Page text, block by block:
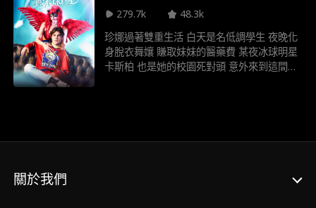
伙！」 於是聯手閨蜜Maria策劃「誘捕行動」
——讓他愛上自己，老爸就會親手踢他出
門！但當Chris英雄救美，Harper發現：糟
糕，我好像心動了？
279.7k
48.3k
珍娜過著雙重生活 白天是名低調學生 夜晚化
身脫衣舞孃 賺取妹妹的醫藥費 某夜冰球明星
卡斯柏 也是她的校園死對頭 意外來到這間俱
關於我們